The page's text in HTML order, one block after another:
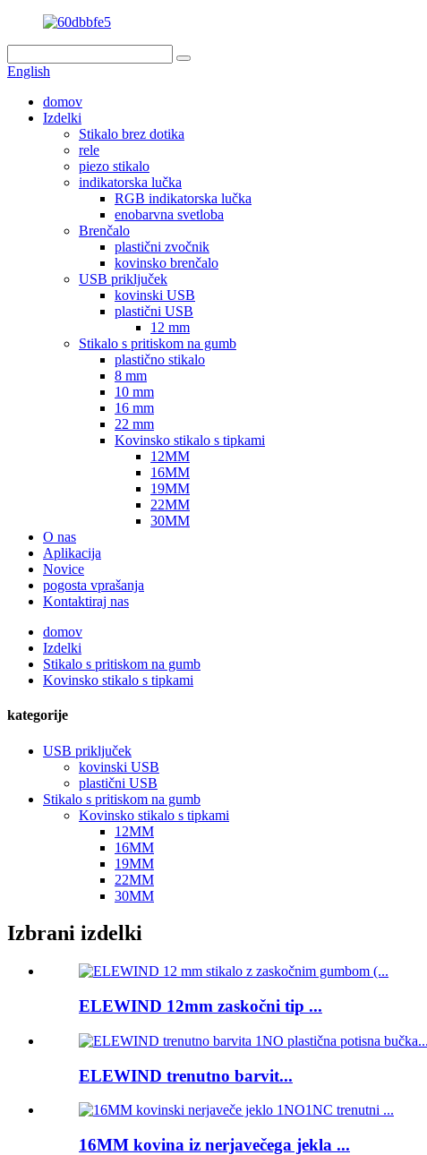
English
domov
Izdelki
Stikalo brez dotika
rele
piezo stikalo
indikatorska lučka
RGB indikatorska lučka
enobarvna svetloba
Brenčalo
plastični zvočnik
kovinsko brenčalo
USB priključek
kovinski USB
plastični USB
12 mm
Stikalo s pritiskom na gumb
plastično stikalo
8 mm
10 mm
16 mm
22 mm
Kovinsko stikalo s tipkami
12MM
16MM
19MM
22MM
30MM
O nas
Aplikacija
Novice
pogosta vprašanja
Kontaktiraj nas
domov
Izdelki
Stikalo s pritiskom na gumb
Kovinsko stikalo s tipkami
kategorije
USB priključek
kovinski USB
plastični USB
Stikalo s pritiskom na gumb
Kovinsko stikalo s tipkami
12MM
16MM
19MM
22MM
30MM
Izbrani izdelki
ELEWIND 12mm zaskočni tip ...
ELEWIND trenutno barvit...
16MM kovina iz nerjavečega jekla ...